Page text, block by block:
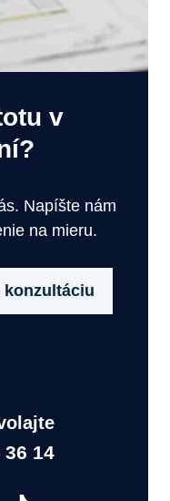
v
Napíšte nám
na mieru.
36 14